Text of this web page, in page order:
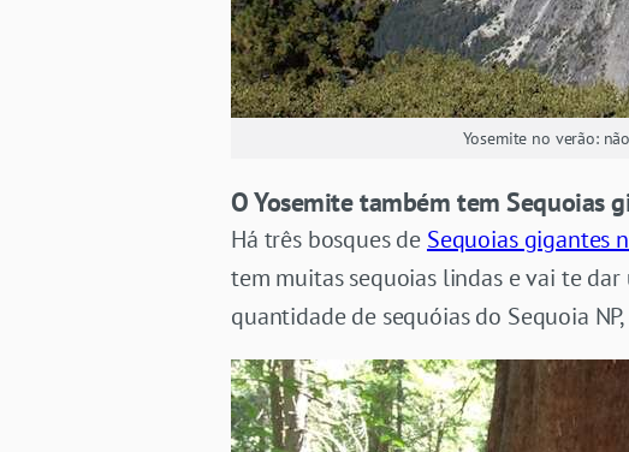
Yosemite no verão:
O Yosemite também tem Sequoias
Há três bosques de Sequoias gigantes
tem muitas sequoias lindas e vai te
quantidade de sequóias do Sequoia